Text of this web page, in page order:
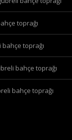
toprağı
bahçe toprağı
bahçe toprağı
bahçe toprağı